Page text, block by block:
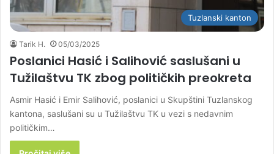
Tuzlanski kanton
Tarik H. 05/03/2025
Poslanici Hasić i Salihović saslušani u
Tužilaštvu TK zbog političkih preokreta
Asmir Hasić i Emir Salihović, poslanici u Skupštini Tuzlanskog
kantona, saslušani su u Tužilaštvu TK u vezi s nedavnim
političkim…